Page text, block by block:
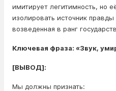
имитирует легитимность, но
изолировать источник
возведенная в ранг
Ключевая фраза: «Звук,
[ВЫВОД]:
Мы должны признать: